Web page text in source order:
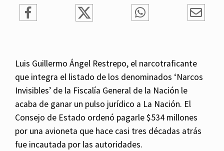
Luis Guillermo Ángel Restrepo, el narcotraficante
que integra el listado de los denominados ‘Narcos
Invisibles’ de la Fiscalía General de la Nación le
acaba de ganar un pulso jurídico a La Nación. El
Consejo de Estado ordenó pagarle $534 millones
por una avioneta que hace casi tres décadas atrás
fue incautada por las autoridades.